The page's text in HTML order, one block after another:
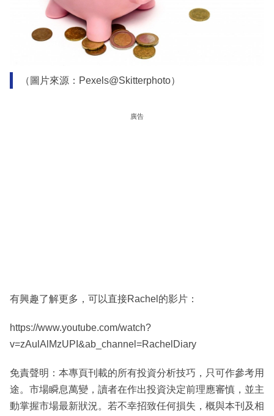
（圖片來源：Pexels@Skitterphoto）
廣告
有興趣了解更多，可以直接Rachel的影片：
https://www.youtube.com/watch?
v=zAulAlMzUPI&ab_channel=RachelDiary
免責聲明：本專頁刊載的所有投資分析技巧，只可作參考用
途。市場瞬息萬變，讀者在作出投資決定前理應審慎，並主
動掌握市場最新狀況。若不幸招致任何損失，概與本刊及相